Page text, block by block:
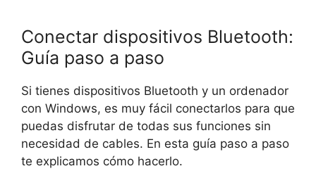
Conectar dispositivos Bluetooth:
Guía paso a paso
Si tienes dispositivos Bluetooth y un ordenador
con Windows, es muy fácil conectarlos para que
puedas disfrutar de todas sus funciones sin
necesidad de cables. En esta guía paso a paso
te explicamos cómo hacerlo.